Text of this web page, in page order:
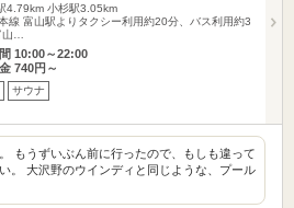
4.79km 小杉駅3.05km
線 富山駅よりタクシー利用約20分、バス利用約3
…
10:00～22:00
740円～
サウナ
もうずいぶん前に行ったので、もしも違って
。 大沢野のウインディと同じような、プール